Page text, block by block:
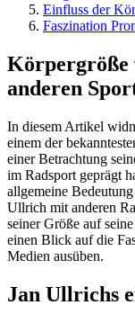
Einfluss der
Faszination
Körpergröße
anderen
In diesem Artikel
einem der
einer Betrachtung
im Radsport geprägt
allgemeine
Ullrich mit anderen
seiner Größe auf
einen Blick auf die
Medien ausüben.
Jan Ullrichs